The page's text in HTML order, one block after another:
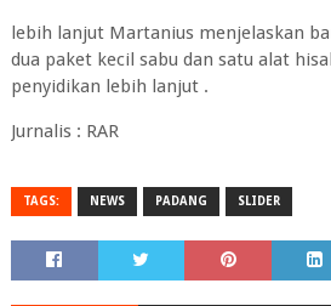
lebih lanjut Martanius menjelaskan
dua paket kecil sabu dan satu alat
penyidikan lebih lanjut .
Jurnalis : RAR
TAGS: NEWS PADANG SLIDER